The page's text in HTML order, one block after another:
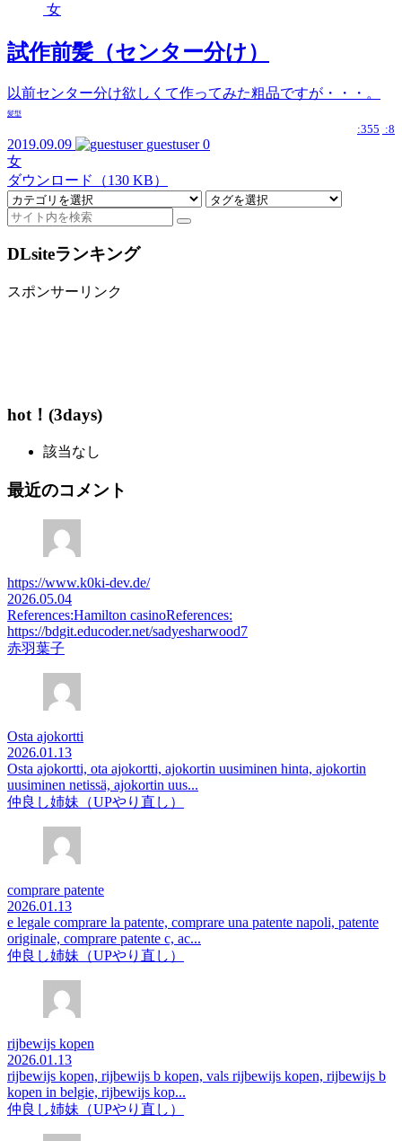
女
試作前髪（センター分け）
以前センター分け欲しくて作ってみた粗品ですが・・・。
髪型
:355 :8
2019.09.09 guestuser 0
女
ダウンロード（130 KB）
DLsiteランキング
スポンサーリンク
hot！(3days)
該当なし
最近のコメント
https://www.k0ki-dev.de/
2026.05.04
References:Hamilton casinoReferences:
https://bdgit.educoder.net/sadyesharwood7
赤羽葉子
Osta ajokortti
2026.01.13
Osta ajokortti, ota ajokortti, ajokortin uusiminen hinta, ajokortin
uusiminen netissä, ajokortin uus...
仲良し姉妹（UPやり直し）
comprare patente
2026.01.13
e legale comprare la patente, comprare una patente napoli, patente
originale, comprare patente c, ac...
仲良し姉妹（UPやり直し）
rijbewijs kopen
2026.01.13
rijbewijs kopen, rijbewijs b kopen, vals rijbewijs kopen, rijbewijs b
kopen in belgie, rijbewijs kop...
仲良し姉妹（UPやり直し）